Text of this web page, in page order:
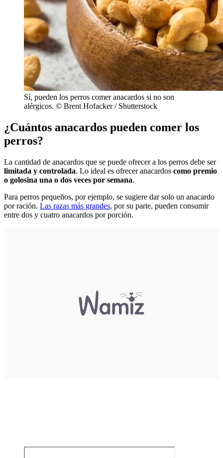
Sí, pueden los perros comer anacardos si no son
alérgicos. © Brent Hofacker / Shutterstock
¿Cuántos anacardos pueden comer los
perros?
La cantidad de anacardos que se puede ofrecer a los perros debe ser
limitada y controlada. Lo ideal es ofrecer anacardos como premio
o golosina una o dos veces por semana.
Para perros pequeños, por ejemplo, se sugiere dar solo un anacardo
por ración. Las razas más grandes, por su parte, pueden consumir
entre dos y cuatro anacardos por porción.